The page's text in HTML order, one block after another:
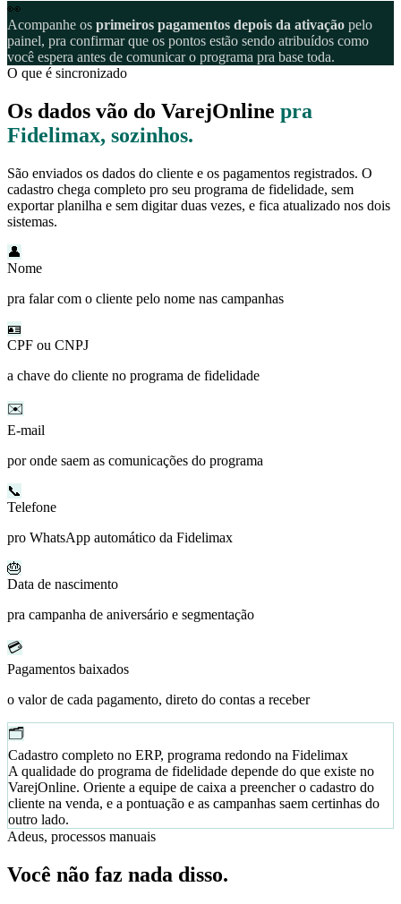
👀
Acompanhe os primeiros pagamentos depois da ativação pelo
painel, pra confirmar que os pontos estão sendo atribuídos como
você espera antes de comunicar o programa pra base toda.
O que é sincronizado
Os dados vão do VarejOnline pra
Fidelimax, sozinhos.
São enviados os dados do cliente e os pagamentos registrados. O
cadastro chega completo pro seu programa de fidelidade, sem
exportar planilha e sem digitar duas vezes, e fica atualizado nos dois
sistemas.
👤
Nome
pra falar com o cliente pelo nome nas campanhas
🪪
CPF ou CNPJ
a chave do cliente no programa de fidelidade
✉️
E-mail
por onde saem as comunicações do programa
📞
Telefone
pro WhatsApp automático da Fidelimax
🎂
Data de nascimento
pra campanha de aniversário e segmentação
💳
Pagamentos baixados
o valor de cada pagamento, direto do contas a receber
🗂️
Cadastro completo no ERP, programa redondo na Fidelimax
A qualidade do programa de fidelidade depende do que existe no
VarejOnline. Oriente a equipe de caixa a preencher o cadastro do
cliente na venda, e a pontuação e as campanhas saem certinhas do
outro lado.
Adeus, processos manuais
Você não faz nada disso.